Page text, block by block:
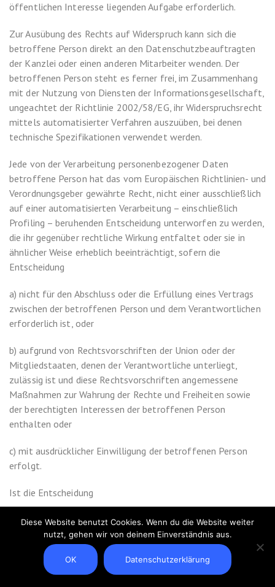
öffentlichen Interesse liegenden Aufgabe erforderlich.
Zur Ausübung des Rechts auf Widerspruch kann sich die
betroffene Person direkt an den Datenschutzbeauftragten
der Kanzlei oder einen anderen Mitarbeiter wenden. Der
betroffenen Person steht es ferner frei, im Zusammenhang
mit der Nutzung von Diensten der Informationsgesellschaft,
ungeachtet der Richtlinie 2002/58/EG, ihr Widerspruchsrecht
mittels automatisierter Verfahren auszuüben, bei denen
technische Spezifikationen verwendet werden.
Jede von der Verarbeitung personenbezogener Daten
betroffene Person hat das vom Europäischen Richtlinien- und
Verordnungsgeber gewährte Recht, nicht einer ausschließlich
auf einer automatisierten Verarbeitung – einschließlich
Profiling – beruhenden Entscheidung unterworfen zu werden,
die ihr gegenüber rechtliche Wirkung entfaltet oder sie in
ähnlicher Weise erheblich beeinträchtigt, sofern die
Entscheidung
a) nicht für den Abschluss oder die Erfüllung eines Vertrags
zwischen der betroffenen Person und dem Verantwortlichen
erforderlich ist, oder
b) aufgrund von Rechtsvorschriften der Union oder der
Mitgliedstaaten, denen der Verantwortliche unterliegt,
zulässig ist und diese Rechtsvorschriften angemessene
Maßnahmen zur Wahrung der Rechte und Freiheiten sowie
der berechtigten Interessen der betroffenen Person
enthalten oder
c) mit ausdrücklicher Einwilligung der betroffenen Person
erfolgt.
Ist die Entscheidung
a) für den Abschluss oder die Erfüllung eines Vertrags
zwischen der betroffenen Person und dem Verantwortlichen
erforderlich oder
b) erfolgt sie mit ausdrücklicher Einwilligung der betroffenen
Diese Website benutzt Cookies. Wenn du die Website weiter
nutzt, gehen wir von deinem Einverständnis aus.
OK Datenschutzerklärung